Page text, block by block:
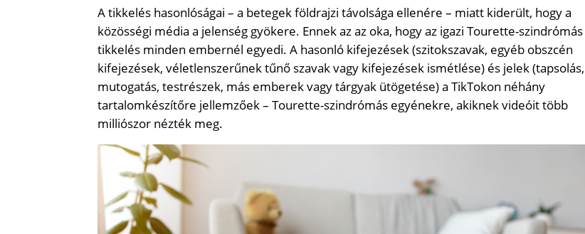
A tikkelés hasonlóságai – a betegek földrajzi távolsága ellenére – miatt kiderült, hogy a
közösségi média a jelenség gyökere. Ennek az az oka, hogy az igazi Tourette-szindrómás
tikkelés minden embernél egyedi. A hasonló kifejezések (szitokszavak, egyéb obszcén
kifejezések, véletlenszerűnek tűnő szavak vagy kifejezések ismétlése) és jelek (tapsolás,
mutogatás, testrészek, más emberek vagy tárgyak ütögetése) a TikTokon néhány
tartalomkészítőre jellemzőek – Tourette-szindrómás egyénekre, akiknek videóit több
milliószor nézték meg.